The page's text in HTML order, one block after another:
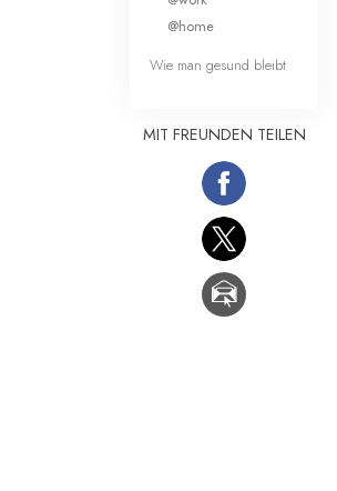
@home
Wie man gesund bleibt
MIT FREUNDEN TEILEN